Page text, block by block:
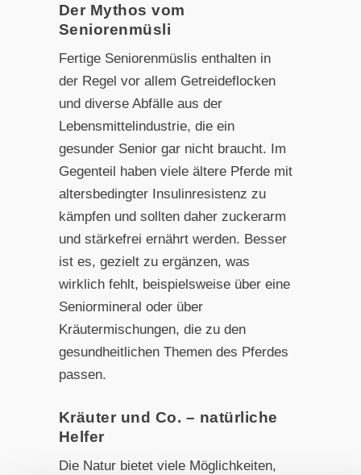
Der Mythos vom
Seniorenmüsli
Fertige Seniorenmüslis enthalten in
der Regel vor allem Getreideflocken
und diverse Abfälle aus der
Lebensmittelindustrie, die ein
gesunder Senior gar nicht braucht. Im
Gegenteil haben viele ältere Pferde mit
altersbedingter Insulinresistenz zu
kämpfen und sollten daher zuckerarm
und stärkefrei ernährt werden. Besser
ist es, gezielt zu ergänzen, was
wirklich fehlt, beispielsweise über eine
Seniormineral oder über
Kräutermischungen, die zu den
gesundheitlichen Themen des Pferdes
passen.
Kräuter und Co. – natürliche
Helfer
Die Natur bietet viele Möglichkeiten,